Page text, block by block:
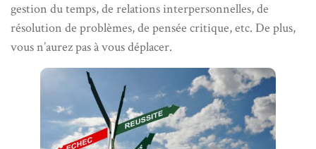
gestion du temps, de relations interpersonnelles, de
résolution de problèmes, de pensée critique, etc. De plus,
vous n’aurez pas à vous déplacer.